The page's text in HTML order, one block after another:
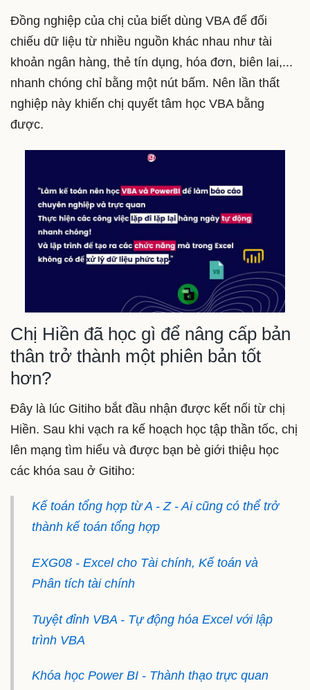
Đồng nghiệp của chị của biết dùng VBA để đối
chiếu dữ liệu từ nhiều nguồn khác nhau như tài
khoản ngân hàng, thẻ tín dụng, hóa đơn, biên lai,...
nhanh chóng chỉ bằng một nút bấm. Nên lần thất
nghiệp này khiến chị quyết tâm học VBA bằng
được.
Chị Hiền đã học gì để nâng cấp bản
thân trở thành một phiên bản tốt
hơn?
Đây là lúc Gitiho bắt đầu nhận được kết nối từ chị
Hiền. Sau khi vạch ra kế hoạch học tập thần tốc, chị
lên mạng tìm hiểu và được bạn bè giới thiệu học
các khóa sau ở Gitiho:
Kế toán tổng hợp từ A - Z - Ai cũng có thể trở
thành kế toán tổng hợp
EXG08 - Excel cho Tài chính, Kế toán và
Phân tích tài chính
Tuyệt đỉnh VBA - Tự động hóa Excel với lập
trình VBA
Khóa học Power BI - Thành thạo trực quan